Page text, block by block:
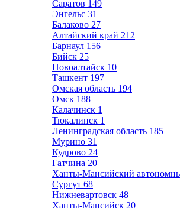
Саратов 149
Энгельс 31
Балаково 27
Алтайский край 212
Барнаул 156
Бийск 25
Новоалтайск 10
Ташкент 197
Омская область 194
Омск 188
Калачинск 1
Тюкалинск 1
Ленинградская область 185
Мурино 31
Кудрово 24
Гатчина 20
Ханты-Мансийский
Сургут 68
Нижневартовск 48
Ханты-Мансийск 20